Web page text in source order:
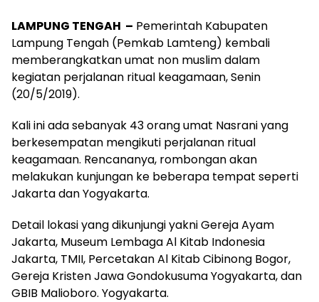
LAMPUNG TENGAH – Pemerintah Kabupaten
Lampung Tengah (Pemkab Lamteng) kembali
memberangkatkan umat non muslim dalam
kegiatan perjalanan ritual keagamaan, Senin
(20/5/2019).
Kali ini ada sebanyak 43 orang umat Nasrani yang
berkesempatan mengikuti perjalanan ritual
keagamaan. Rencananya, rombongan akan
melakukan kunjungan ke beberapa tempat seperti
Jakarta dan Yogyakarta.
Detail lokasi yang dikunjungi yakni Gereja Ayam
Jakarta, Museum Lembaga Al Kitab Indonesia
Jakarta, TMII, Percetakan Al Kitab Cibinong Bogor,
Gereja Kristen Jawa Gondokusuma Yogyakarta, dan
GBIB Malioboro. Yogyakarta.